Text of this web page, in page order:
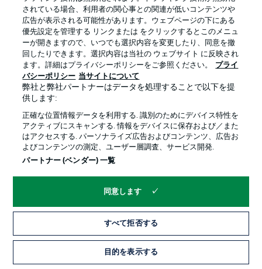
プライバシー・ポリシー 優先設定を管理する
利用条件 放送局
求人 選手
当サイトについて
© 2026 Bundesliga-Gruppe GmbH
言語をお選びください
Display Mode
されている場合、利用者の関心事との関連が低いコンテンツや
広告が表示される可能性があります。ウェブページの下にある
優先設定を管理する リンクまたは をクリックするとこのメニュ
ーが開きますので、いつでも選択内容を変更したり、同意を撤
回したりできます。選択内容は当社の ウェブサイト に反映され
ます。詳細はプライバシーポリシーをご参照ください。
プライ
バシーポリシー 当サイトについて
弊社と弊社パートナーはデータを処理することで以下を提
供します:
正確な位置情報データを利用する. 識別のためにデバイス特性を
アクティブにスキャンする. 情報をデバイスに保存および／また
はアクセスする. パーソナライズ広告およびコンテンツ、広告お
よびコンテンツの測定、ユーザー層調査、サービス開発.
パートナー (ベンダー) 一覧
同意します
すべて拒否する
目的を表示する